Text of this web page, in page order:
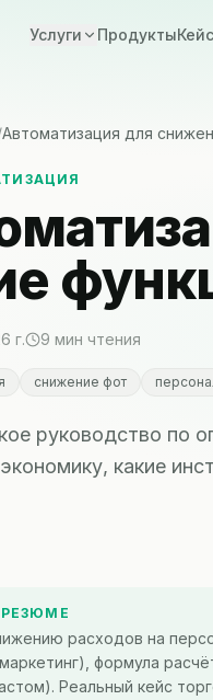
Услуги Продукты
Автоматизация для
г. 9 мин чтения
снижение фот
руководство по
какие
расходов на
формула
Реальный кейс